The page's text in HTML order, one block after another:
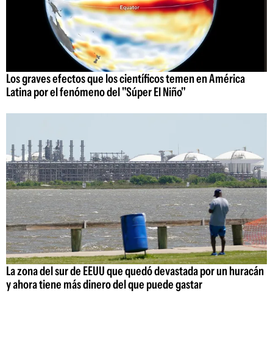
Los graves efectos que los científicos temen en América
Latina por el fenómeno del "Súper El Niño"
La zona del sur de EEUU que quedó devastada por un huracán
y ahora tiene más dinero del que puede gastar